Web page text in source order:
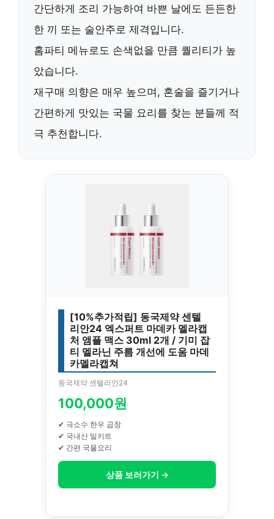
간단하게 조리 가능하여 바쁜 날에도 든든한
한 끼 또는 술안주로 제격입니다.
홈파티 메뉴로도 손색없을 만큼 퀄리티가 높
았습니다.
재구매 의향은 매우 높으며 , 혼술을 즐기거나
간편하게 맛있는 국물 요리를 찾는 분들께 적
극 추천합니다.
[10%추가적립] 동국제약 센텔
리안24 엑스퍼트 마데카 멜라캡
처 앰플 맥스 30ml 2개 / 기미 잡
티 멜라닌 주름 개선에 도움 마데
카멜라캡쳐
동국제약 센텔리안24
100,000원
✔ 극소수 한우 곱창
✔ 국내산 밀키트
✔ 간편 국물요리
상품 보러가기 →